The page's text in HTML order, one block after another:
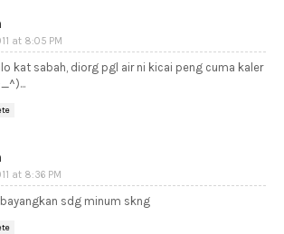
at 8:05 PM
kat sabah, diorg pgl air ni kicai peng cuma kaler
at 8:36 PM
sdg minum skng